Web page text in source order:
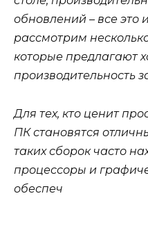
обновлений – все
рассмотрим
которые предлагают
производительность
Для тех, кто ценит
ПК становятся
таких сборок часто
процессоры и
обеспеч